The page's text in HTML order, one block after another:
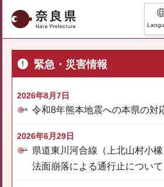
奈良県
緊急・災害情報
2026年8月7日
令和8年熊本地震への本県の対
2026年6月29日
県道東川河合線（上北山村小
法面崩落による通行止について